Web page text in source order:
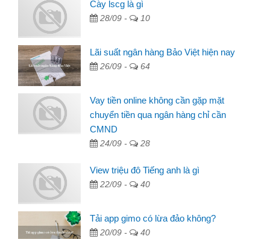
Cày lscg là gì
28/09 - 10
Lãi suất ngân hàng Bảo Việt hiện nay
26/09 - 64
Vay tiền online không cần gặp mặt
chuyển tiền qua ngân hàng chỉ cần
CMND
24/09 - 28
View triệu đô Tiếng anh là gì
22/09 - 40
Tải app gimo có lừa đảo không?
20/09 - 40